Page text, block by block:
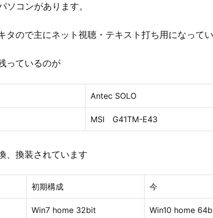
ソコンがあります。
タので主にネット視聴・テキスト打ち用になってい
っているのが
Antec SOLO
MSI G41TM-E43
、換装されています
初期構成 今
Win7 home 32bit Win10 home